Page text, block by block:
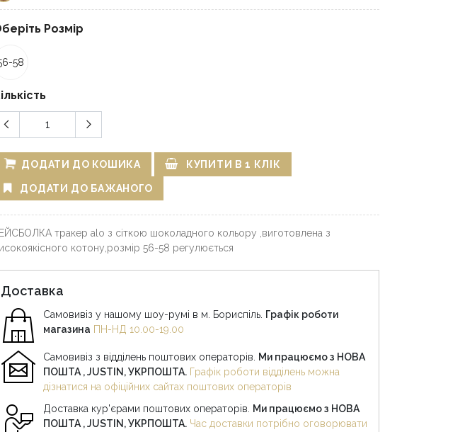
Розмір
58
ДОДАТИ ДО КОШИКА КУПИТИ В 1 КЛІК
ДОДАТИ ДО БАЖАНОГО
тракер alo з сіткою шоколадного кольору ,виготовлена з
котону,розмір 56-58 регулюється
Доставка
Самовивіз у нашому шоу-румі в м. Бориспіль. Графік роботи
магазина ПН-НД 10.00-19.00
Самовивіз з відділень поштових операторів.
Ми працюємо з НОВА
ПОШТА , JUSTIN, УКРПОШТА. Графік роботи відділень можна
дізнатися на офіційних сайтах поштових операторів
Доставка кур'єрами поштових операторів.
Ми працюємо з НОВА
ПОШТА , JUSTIN, УКРПОШТА. Час доставки потрібно оговорювати